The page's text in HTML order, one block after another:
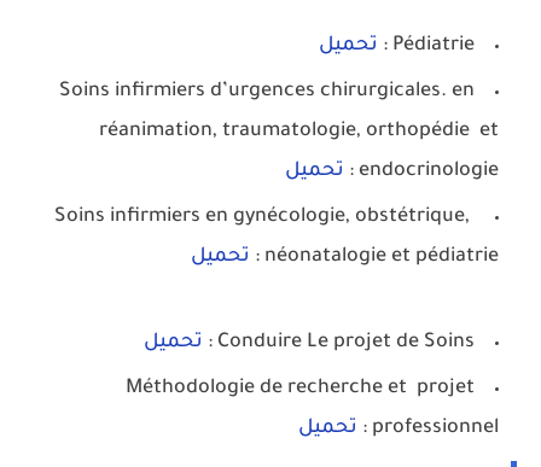
Pédiatrie : تحميل
Soins infirmiers d’urgences chirurgicales. en
réanimation, traumatologie, orthopédie et
endocrinologie :
تحميل
Soins infirmiers en gynécologie, obstétrique,
néonatalogie et pédiatrie :
تحميل
Conduire Le projet de Soins : تحميل
Méthodologie de recherche et projet
professionnel :
تحميل